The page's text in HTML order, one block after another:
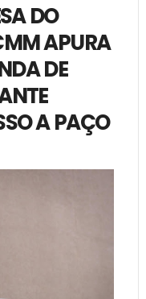
DO
APURA
DE
A PAÇO